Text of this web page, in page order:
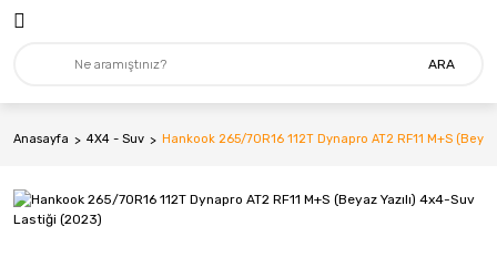
ARA
Anasayfa 4X4 - Suv Hankook 265/70R16 112T Dynapro AT2 RF11 M+S